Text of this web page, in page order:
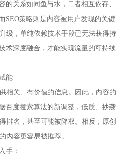
的关系如同鱼与水，二者相互依存、
SEO策略则是内容被用户发现的关键
级，单纯依赖技术手段已无法获得持
术深度融合，才能实现流量的可持续
能
相关、有价值的信息。因此，内容的
百度搜索算法的新调整，低质、抄袭
排名，甚至可能被降权。相反，原创
内容更容易被推荐。
手：